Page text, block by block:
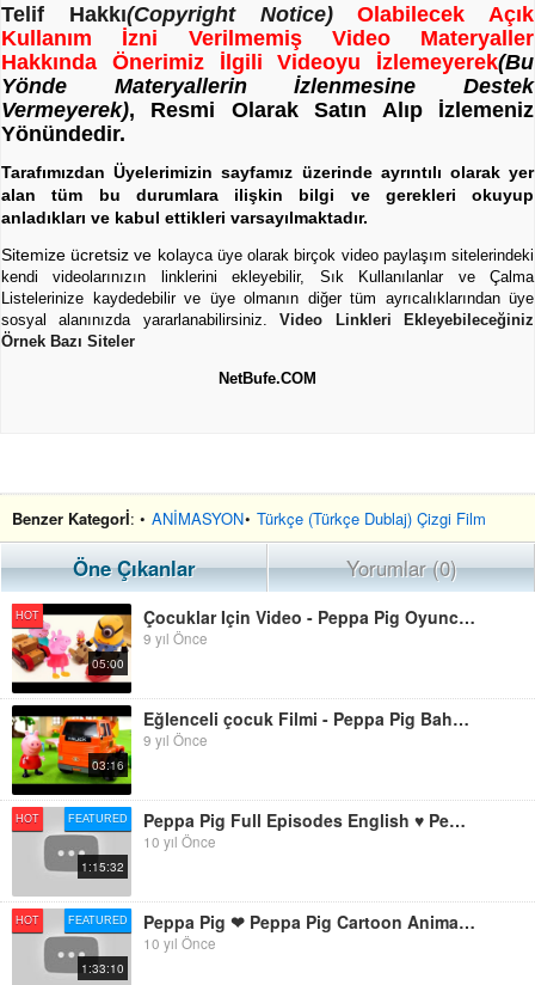
Telif Hakkı(Copyright Notice)
Olabilecek Açık
Kullanım İzni Verilmemiş Video Materyaller
Hakkında Önerimiz İlgili Videoyu İzlemeyerek(Bu
Yönde Materyallerin İzlenmesine Destek
Vermeyerek), Resmi Olarak Satın Alıp İzlemeniz
Yönündedir.
Tarafımızdan Üyelerimizin sayfamız üzerinde ayrıntılı olarak yer
alan tüm bu durumlara ilişkin bilgi ve gerekleri okuyup
anladıkları ve kabul ettikleri varsayılmaktadır.
Sitemize ücretsiz ve kolayca üye olarak birçok video paylaşım sitelerindeki
kendi videolarınızın linklerini ekleyebilir, Sık Kullanılanlar ve Çalma
Listelerinize kaydedebilir ve üye olmanın diğer tüm ayrıcalıklarından üye
sosyal alanınızda yararlanabilirsiniz.Video Linkleri Ekleyebileceğiniz
Örnek Bazı Siteler
NetBufe.COM
Benzer Kategorİ: • ANİMASYON• Türkçe (Türkçe Dublaj) Çizgi Film
Öne Çıkanlar Yorumlar (0)
HOT
05:00
Çocuklar Için Video - Peppa Pig Oyuncakları- Peppa Ve George Yeni Oyuncağı Kırmışlar
9 yıl Önce
03:16
Eğlenceli çocuk Filmi - Peppa Pig Bahçesine Ağaçlar Dikiyor - Ona Yardım Edelim
9 yıl Önce
HOT FEATURED
1:15:32
Peppa Pig Full Episodes English ♥ Peppa Pig Español Temporada ♥ Animation 2015 Cartoon Disney HD
10 yıl Önce
HOT FEATURED
1:33:10
Peppa Pig ❤ Peppa Pig Cartoon Animation Movies 2015
10 yıl Önce